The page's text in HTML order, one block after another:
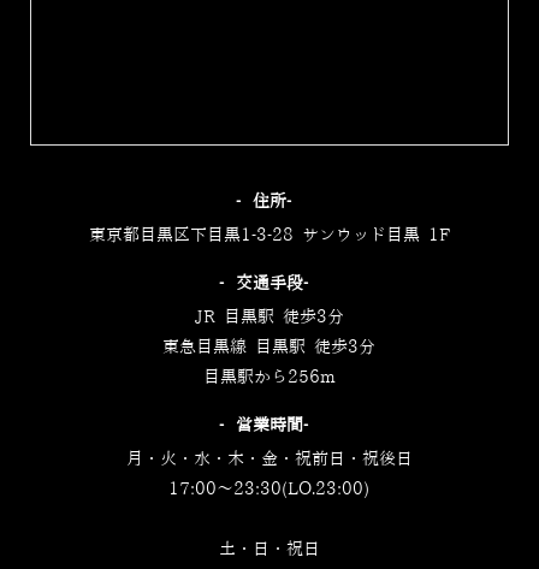
‐住所‐
東京都目黒区下目黒1-3-28 サンウッド目黒 1F
‐交通手段‐
JR 目黒駅 徒歩3分
東急目黒線 目黒駅 徒歩3分
目黒駅から256m
‐営業時間‐
月・火・水・木・金・祝前日・祝後日
17:00～23:30(LO.23:00)
土・日・祝日